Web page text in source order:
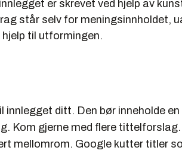
er skrevet ved hjelp av
står selv for meningsinnholdet,
hjelp til utformingen.
innlegget ditt. Den bør inneholde en
Kom gjerne med flere tittelforslag.
mellomrom. Google kutter titler